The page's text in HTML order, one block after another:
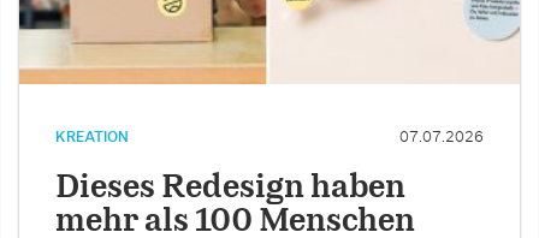
KREATION 07.07.2026
Dieses Redesign haben
mehr als 100 Menschen